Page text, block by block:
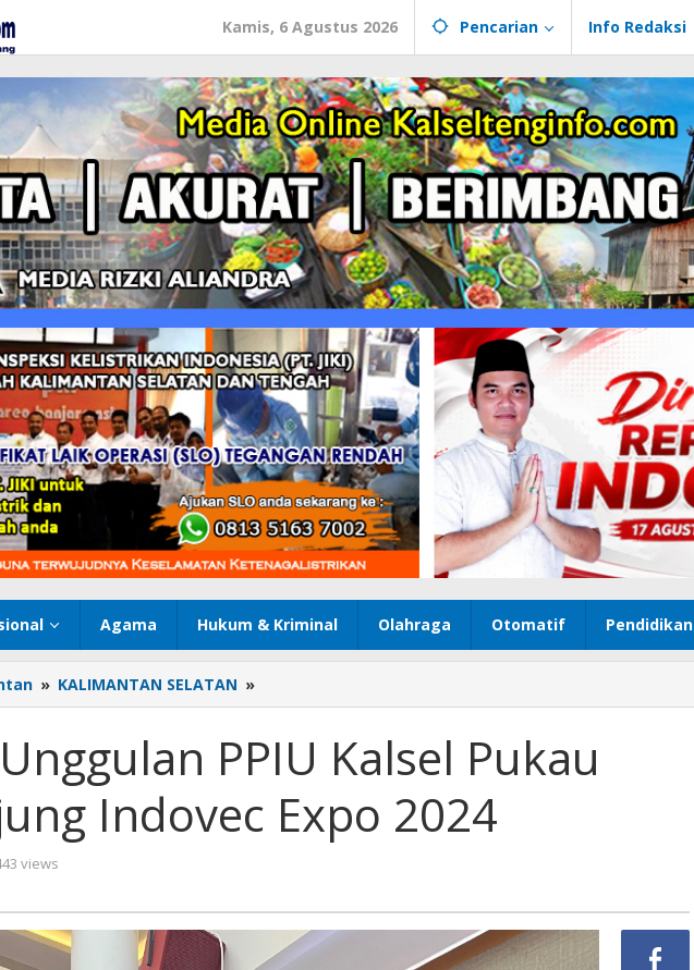
Kamis, 6 Agustus 2026 Pencarian Info Redaksi
Agama Hukum & Kriminal Olahraga Otomatif Pendidikan
» KALIMANTAN SELATAN »
Unggulan
Kalsel
Pukau
Pengunjung
Indovec
PPIU Kalsel Pukau
Indovec Expo 2024
views